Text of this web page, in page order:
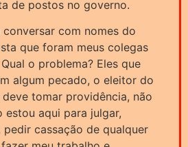
de postos no governo.
conversar com nomes do
que foram meus colegas
o problema? Eles que
algum pecado, o eleitor do
tomar providência, não
estou aqui para julgar,
pedir cassação de qualquer